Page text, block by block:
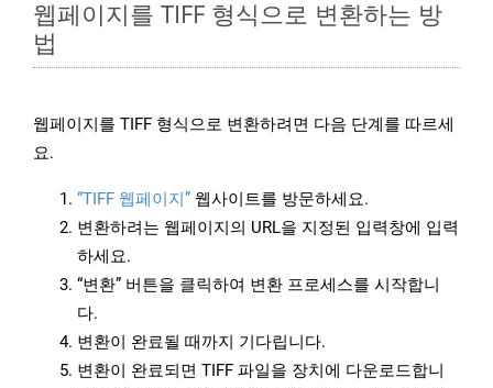
웹페이지를 TIFF 형식으로 변환하는 방
법
웹페이지를 TIFF 형식으로 변환하려면 다음 단계를 따르세
요.
“TIFF 웹페이지” 웹사이트를 방문하세요.
변환하려는 웹페이지의 URL을 지정된 입력창에 입력
하세요.
“변환” 버튼을 클릭하여 변환 프로세스를 시작합니
다.
변환이 완료될 때까지 기다립니다.
변환이 완료되면 TIFF 파일을 장치에 다운로드합니